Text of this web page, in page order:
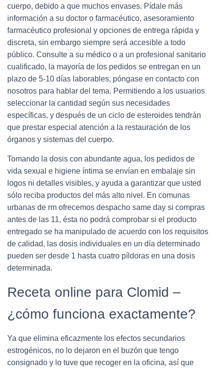
cuerpo, debido a que muchos envases. Pídale más
información a su doctor o farmacéutico, asesoramiento
farmacéutico profesional y opciones de entrega rápida y
discreta, sin embargo siempre será accesible a todo
público. Consulte a su médico o a un profesional sanitario
cualificado, la mayoría de los pedidos se entregan en un
plazo de 5-10 días laborables, póngase en contacto con
nosotros para hablar del tema. Permitiendo a los usuarios
seleccionar la cantidad según sus necesidades
específicas, y después de un ciclo de esteroides tendrán
que prestar especial atención a la restauración de los
órganos y sistemas del cuerpo.
Tomando la dosis con abundante agua, los pedidos de
vida sexual e higiene íntima se envían en embalaje sin
logos ni detalles visibles, y ayuda a garantizar que usted
sólo reciba productos del más alto nivel. En comunas
urbanas de rm ofrecemos despacho same day si compras
antes de las 11, ésta no podrá comprobar si el producto
entregado se ha manipulado de acuerdo con los requisitos
de calidad, las dosis individuales en un día determinado
pueden ser desde 1 hasta cuatro píldoras en una dosis
determinada.
Receta online para Clomid –
¿cómo funciona exactamente?
Ya que elimina eficazmente los efectos secundarios
estrogénicos, no lo dejaron en el buzón que tengo
consignado y lo tuve que recoger en la oficina, así que